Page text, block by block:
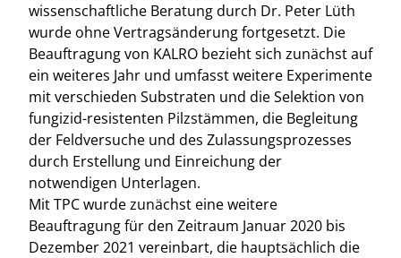
wissenschaftliche Beratung durch Dr. Peter Lüth
wurde ohne Vertragsänderung fortgesetzt. Die
Beauftragung von KALRO bezieht sich zunächst auf
ein weiteres Jahr und umfasst weitere Experimente
mit verschieden Substraten und die Selektion von
fungizid-resistenten Pilzstämmen, die Begleitung
der Feldversuche und des Zulassungsprozesses
durch Erstellung und Einreichung der
notwendigen Unterlagen.
Mit TPC wurde zunächst eine weitere
Beauftragung für den Zeitraum Januar 2020 bis
Dezember 2021 vereinbart, die hauptsächlich die